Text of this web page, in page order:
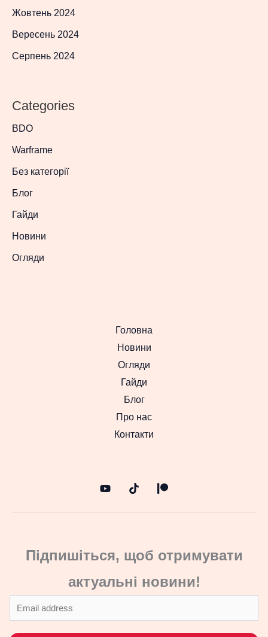
Жовтень 2024
Вересень 2024
Серпень 2024
Categories
BDO
Warframe
Без категорії
Блог
Гайди
Новини
Огляди
Головна
Новини
Огляди
Гайди
Блог
Про нас
Контакти
Підпишіться, щоб отримувати
актуальні новини!